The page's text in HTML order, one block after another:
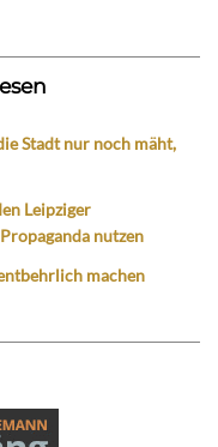
Stadt nur noch mäht,
Leipziger
nutzen
machen